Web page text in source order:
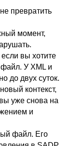
превратить
момент,
если вы хотите
У XML и
до двух суток.
контекст,
уже снова на
и
файл. Его